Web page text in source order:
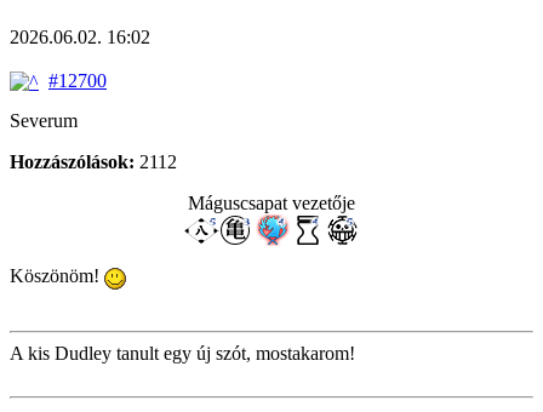
2026.06.02. 16:02
#12700
Severum
Hozzászólások: 2112
Máguscsapat vezetője
Köszönöm!
A kis Dudley tanult egy új szót, mostakarom!